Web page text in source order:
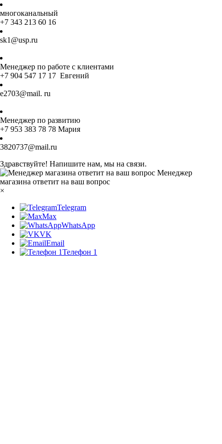
многоканальный
+7 343 213 60 16
sk1@usp.ru
Менеджер по работе с клиентами
+7 904 547 17 17 Евгений
e2703@mail. ru
Менеджер по развитию
+7 953 383 78 78 Мария
3820737@mail.ru
Здравствуйте! Напишите нам, мы на связи.
Менеджер
магазина ответит на ваш вопрос
×
Telegram
Max
WhatsApp
VK
Email
Телефон 1